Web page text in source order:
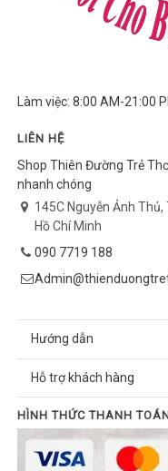
Làm việc: 8:00 AM-21:00
LIÊN HỆ
Shop Thiên Đường Trẻ
nhanh chóng
145C Nguyễn Ảnh
Hồ Chí Minh
090 7719 188
Hướng dẫn
Hỗ trợ khách hàng
HÌNH THỨC THANH